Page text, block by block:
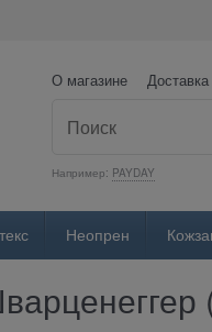
О магазине
Например: PAYDAY
Неопрен